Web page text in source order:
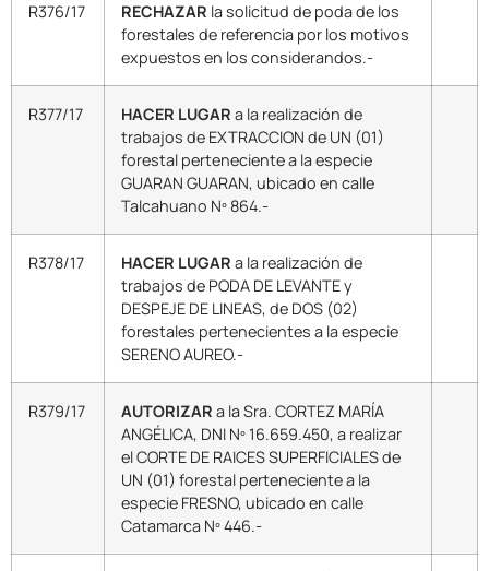
R376/17 RECHAZAR la solicitud de poda de los
forestales de referencia por los motivos
expuestos en los considerandos.-
R377/17 HACER LUGAR a la realización de
trabajos de EXTRACCION de UN (01)
forestal perteneciente a la especie
GUARAN GUARAN, ubicado en calle
Talcahuano Nº 864.-
R378/17 HACER LUGAR a la realización de
trabajos de PODA DE LEVANTE y
DESPEJE DE LINEAS, de DOS (02)
forestales pertenecientes a la especie
SERENO AUREO.-
R379/17 AUTORIZAR a la Sra. CORTEZ MARÍA
ANGÉLICA, DNI Nº 16.659.450, a realizar
el CORTE DE RAICES SUPERFICIALES de
UN (01) forestal perteneciente a la
especie FRESNO, ubicado en calle
Catamarca Nº 446.-